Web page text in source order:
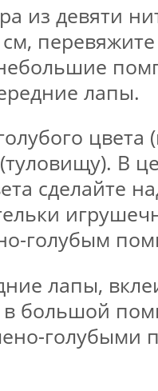
из девяти
лапы.
цвета
В
сделайте
голубым
лапы,
большой
голубыми